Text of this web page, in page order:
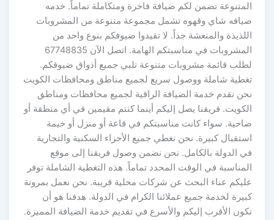
المتنوعة تضمن لكم ضيافة فاخرة ومتكاملة تماماً. خدمه
ضيافه شاي وقهوه تشمل مجموعة متنوعة من المشروبات
اللذيذة والمنعشة جداً. لا تقيدوا ضيوفكم بنوع واحد من
المشروبات في مناسبتكم الهامة. اتصل الآن 67748835
لطلب قائمة مشروبات متنوعة تلبي جميع أذواق ضيوفكم.
تغطية شاملة ووصول سريع لجميع مناطق ومحافظات الكويت
نحن نقدم خدمة الضيافة الراقية لجميع محافظات ومناطق
الكويت. فريقنا يصل إليكم أينما كنتم مقيمين في أي منطقة أو
ضاحية. سواء كانت مناسبتكم في قاعة أو منزل أو خيمة
استقبال كبيرة. نحن نغطي جميع الأجزاء السكنية والتجارية
في الدولة بالكامل. نحن نضمن وصول فريقنا إلى موقع
المناسبة في الوقت المحدد تماماً. هذه التغطية الشاملة توفر
عليكم عناء البحث عن شركات محلية قريبة. نحن نعمل بمرونة
كبيرة لخدمة جميع عملائنا الكرام في الدولة. هدفنا هو أن
نكون الأقرب إليكم والأسرع في تقديم خدمة الضيافة المميزة.